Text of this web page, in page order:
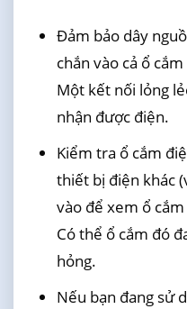
Đảm bảo dây
chắn vào cả ổ
Một kết nối lỏng
nhận được điện.
Kiểm tra ổ cắm
thiết bị điện khác
vào để xem ổ
Có thể ổ cắm đó
hỏng.
Nếu bạn đang sử